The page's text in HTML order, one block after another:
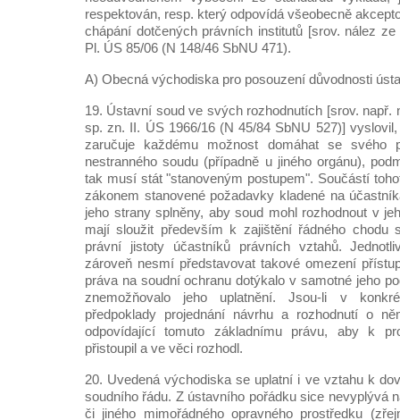
respektován, resp. který odpovídá všeobecně
chápání dotčených právních institutů [srov. nález
Pl. ÚS 85/06 (N 148/46 SbNU 471).
A) Obecná východiska pro posouzení důvodnosti
19. Ústavní soud ve svých rozhodnutích [srov. např.
sp. zn. II. ÚS 1966/16 (N 45/84 SbNU 527)]
zaručuje každému možnost domáhat se svého
nestranného soudu (případně u jiného orgánu),
tak musí stát "stanoveným postupem". Součástí
zákonem stanovené požadavky kladené na
jeho strany splněny, aby soud mohl rozhodnout v
mají sloužit především k zajištění řádného chodu
právní jistoty účastníků právních vztahů.
zároveň nesmí představovat takové omezení
práva na soudní ochranu dotýkalo v samotné jeho
znemožňovalo jeho uplatnění. Jsou-li v
předpoklady projednání návrhu a rozhodnutí o
odpovídající tomuto základnímu právu, aby k
přistoupil a ve věci rozhodl.
20. Uvedená východiska se uplatní i ve vztahu k
soudního řádu. Z ústavního pořádku sice nevyplývá
či jiného mimořádného opravného prostředku